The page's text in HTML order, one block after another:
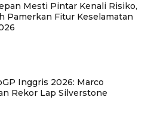
Mesti Pintar Kenali Risiko,
Pamerkan Fitur Keselamatan
Inggris 2026: Marco
Rekor Lap Silverstone